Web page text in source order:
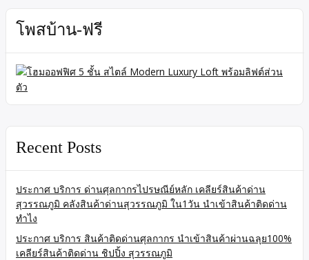
โพสบ้าน-ฟรี
Recent Posts
ประกาศ บริการ ด่านศุลกากรไปรษณีย์หลัก เคลียร์สินค้าด่าน
สุวรรณภูมิ คลังสินค้าด่านสุวรรณภูมิ ใน1วัน นำเข้าสินค้าติดด่าน
ทำไง
ประกาศ บริการ สินค้าติดด่านศุลกากร นำเข้าสินค้าผ่านฉลุย100%
เคลียร์สินค้าติดด่าน ชิปปิ้ง สุวรรณภูมิ